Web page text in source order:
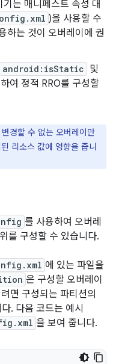
는 매니페스트 속성 대
)을 사용할 수
하는 것이 오버레이에 권
android:isStatic 및
여 정적 RRO를 구성할
경할 수 없는 오버레이만
리소스 값에 영향을 줍니
를 사용하여 오버레
를 구성할 수 있습니다.
에 있는 파일을
은 구성할 오버레이
면 구성되는 파티션의
. 다음 코드는 예시
을 보여 줍니다.